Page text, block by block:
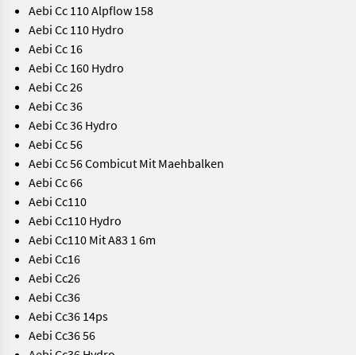
Aebi Cc 110 Alpflow 158
Aebi Cc 110 Hydro
Aebi Cc 16
Aebi Cc 160 Hydro
Aebi Cc 26
Aebi Cc 36
Aebi Cc 36 Hydro
Aebi Cc 56
Aebi Cc 56 Combicut Mit Maehbalken
Aebi Cc 66
Aebi Cc110
Aebi Cc110 Hydro
Aebi Cc110 Mit A83 1 6m
Aebi Cc16
Aebi Cc26
Aebi Cc36
Aebi Cc36 14ps
Aebi Cc36 56